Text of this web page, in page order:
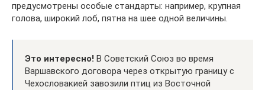
предусмотрены особые стандарты: например, крупная
голова, широкий лоб, пятна на шее одной величины.
Это интересно! В Советский Союз во время
Варшавского договора через открытую границу с
Чехословакией завозили птиц из Восточной